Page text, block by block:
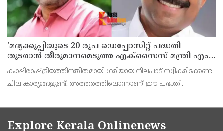
'മദ്യക്കുപ്പിയുടെ 20 രൂപ ഡെപ്പോസിറ്റ് പദ്ധതി
തുടരാന്‍ തീരുമാനമെടുത്ത എക്സൈസ് മന്ത്രി എം
ലിജുവിന് നന്ദി'; അഭിനന്ദിച്ച് മുന്‍ മന്ത്രി എം ബി
രാജേഷ്
കക്ഷിരാഷ്ട്രീയത്തിനതീതമായി ശരിയായ നിലപാട് സ്വീകരിക്കേണ്ട
ചില കാര്യങ്ങളുണ്ട്. അത്തരത്തിലൊന്നാണ് ഈ പദ്ധതി.
Explore Kerala Onlinenews